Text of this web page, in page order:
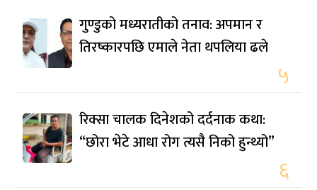
गुण्डुको मध्यरातीको तनाव: अपमान र
तिरष्कारपछि एमाले नेता थपलिया ढले
५
रिक्सा चालक दिनेशको दर्दनाक कथा:
“छोरा भेटे आधा रोग त्यसै निको हुन्थ्यो”
६